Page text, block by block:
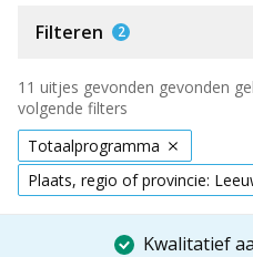
Filteren 2
11 uitjes gevonden gevonden
volgende filters
Totaalprogramma
Plaats, regio of provincie:
Kwalitatief